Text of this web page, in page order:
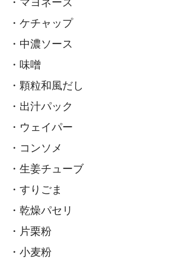
・ケチャップ
・中濃ソース
・味噌
・顆粒和風だし
・出汁パック
・ウェイパー
・コンソメ
・生姜チューブ
・すりごま
・乾燥パセリ
・片栗粉
・小麦粉